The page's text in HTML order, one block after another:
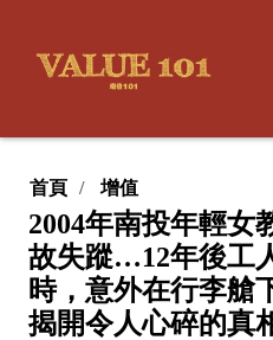
首頁 增值
2004年南投年輕女
故失蹤…12年後工
時，意外在行李艙
揭開令人心碎的真